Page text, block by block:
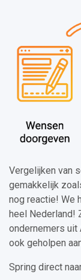
Vergelijken van
gemakkelijk
nog reactie! We
heel Nederland!
ondernemers uit
ook geholpen
Spring direct